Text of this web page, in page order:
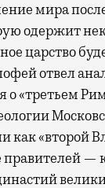
мира
одержит
царство
отвел
о «третьем
как «второй
правителей —